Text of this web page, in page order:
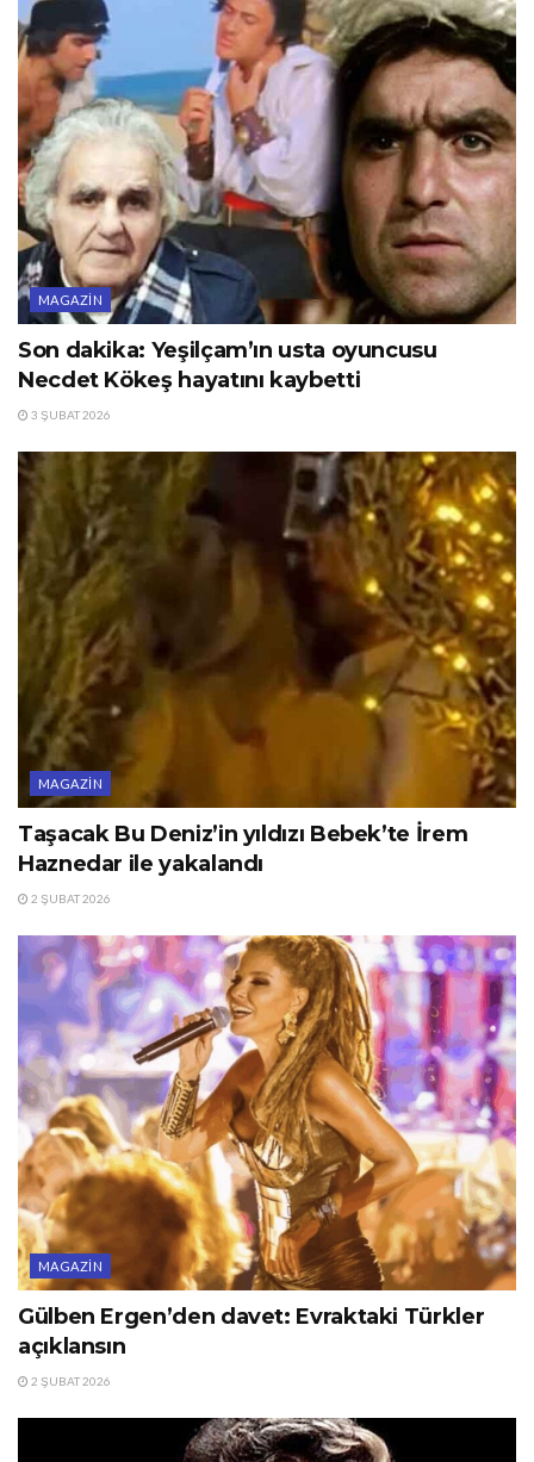
MAGAZIN
Son dakika: Yeşilçam’ın usta oyuncusu
Necdet Kökeş hayatını kaybetti
3 ŞUBAT 2026
MAGAZIN
Taşacak Bu Deniz’in yıldızı Bebek’te İrem
Haznedar ile yakalandı
2 ŞUBAT 2026
MAGAZIN
Gülben Ergen’den davet: Evraktaki Türkler
açıklansın
2 ŞUBAT 2026